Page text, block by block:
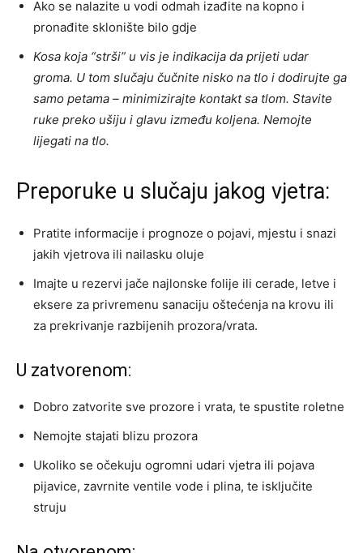
Ako se nalazite u vodi odmah izađite na kopno i
pronađite sklonište bilo gdje
Kosa koja “strši” u vis je indikacija da prijeti udar
groma. U tom slučaju čučnite nisko na tlo i dodirujte ga
samo petama – minimizirajte kontakt sa tlom. Stavite
ruke preko ušiju i glavu između koljena. Nemojte
lijegati na tlo.
Preporuke u slučaju jakog vjetra:
Pratite informacije i prognoze o pojavi, mjestu i snazi
jakih vjetrova ili nailasku oluje
Imajte u rezervi jače najlonske folije ili cerade, letve i
eksere za privremenu sanaciju oštećenja na krovu ili
za prekrivanje razbijenih prozora/vrata.
U zatvorenom:
Dobro zatvorite sve prozore i vrata, te spustite roletne
Nemojte stajati blizu prozora
Ukoliko se očekuju ogromni udari vjetra ili pojava
pijavice, zavrnite ventile vode i plina, te isključite
struju